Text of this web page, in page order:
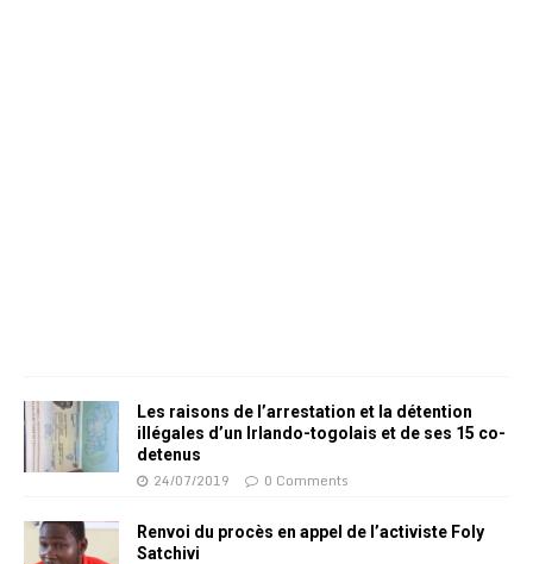
Les raisons de l’arrestation et la détention
illégales d’un Irlando-togolais et de ses 15 co-
detenus
24/07/2019 0 Comments
Renvoi du procès en appel de l’activiste Foly
Satchivi